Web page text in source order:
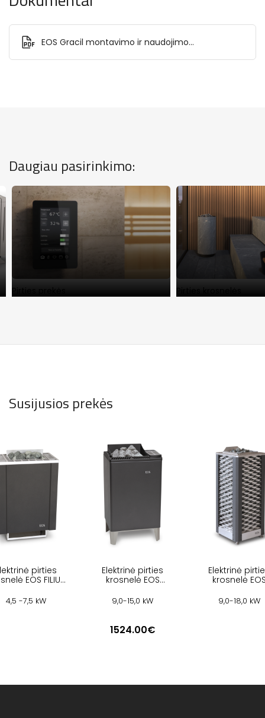
EOS Gracil montavimo ir naudojimo
Daugiau pasirinkimo:
Pirties prekės Pirties krosnelės
Susijusios prekės
pirties
EOS FILIUS
4,5 -7,5 kW
Elektrinė pirties
krosnelė EOS
9,0-15,0 kW
1524.00€
Elektrinė
krosnelė
9,0-18,0 kW